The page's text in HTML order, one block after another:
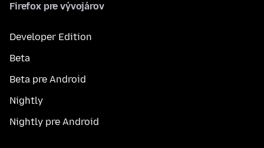
Firefox pre vývojárov
Developer Edition
Beta
Beta pre Android
Nightly
Nightly pre Android